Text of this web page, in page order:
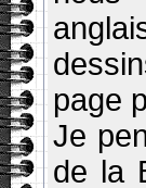
page
Je
de la